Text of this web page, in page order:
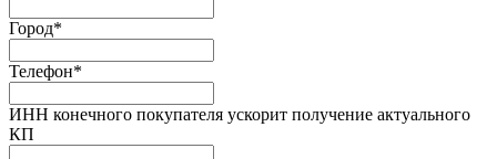
Город*
Телефон*
ИНН конечного покупателя ускорит получение актуального
КП